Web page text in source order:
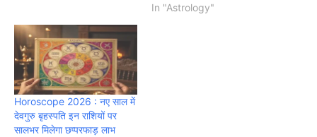
In "Astrology"
Horoscope 2026 : नए साल में
देवगुरु बृहस्पति इन राशियों पर
सालभर मिलेगा छप्परफाड़ लाभ